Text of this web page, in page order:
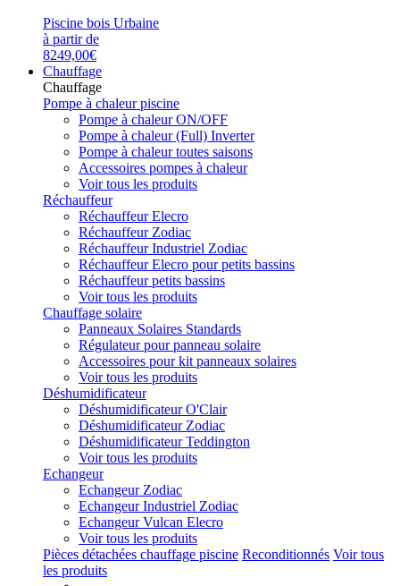
Piscine bois Urbaine
à partir de
8249,00€
Chauffage
Chauffage
Pompe à chaleur piscine
Pompe à chaleur ON/OFF
Pompe à chaleur (Full) Inverter
Pompe à chaleur toutes saisons
Accessoires pompes à chaleur
Voir tous les produits
Réchauffeur
Réchauffeur Elecro
Réchauffeur Zodiac
Réchauffeur Industriel Zodiac
Réchauffeur Elecro pour petits bassins
Réchauffeur petits bassins
Voir tous les produits
Chauffage solaire
Panneaux Solaires Standards
Régulateur pour panneau solaire
Accessoires pour kit panneaux solaires
Voir tous les produits
Déshumidificateur
Déshumidificateur O'Clair
Déshumidificateur Zodiac
Déshumidificateur Teddington
Voir tous les produits
Echangeur
Echangeur Zodiac
Echangeur Industriel Zodiac
Echangeur Vulcan Elecro
Voir tous les produits
Pièces détachées chauffage piscine Reconditionnés Voir tous
les produits